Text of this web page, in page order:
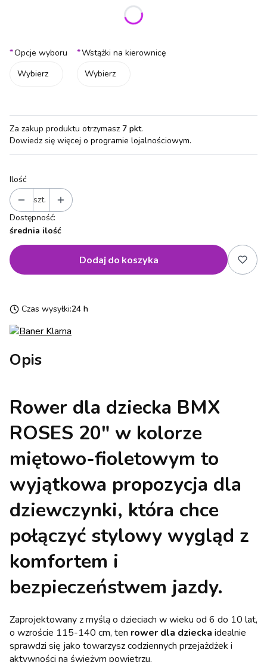
Poszczególne warianty mogą różnić się ceną
*Opcje wyboru
Wybierz
*Wstążki na kierownicę
Wybierz
Za zakup produktu otrzymasz 7 pkt.
Dowiedz się więcej o programie lojalnościowym.
Ilość
szt.
Dostępność:
średnia ilość
Dodaj do koszyka
Czas wysyłki:24 h
Opis
Rower dla dziecka BMX
ROSES 20" w kolorze
miętowo-fioletowym to
wyjątkowa propozycja dla
dziewczynki, która chce
połączyć stylowy wygląd z
komfortem i
bezpieczeństwem jazdy.
Zaprojektowany z myślą o dzieciach w wieku od 6 do 10 lat,
o wzroście 115-140 cm, ten rower dla dziecka idealnie
sprawdzi się jako towarzysz codziennych przejażdżek i
aktywności na świeżym powietrzu.